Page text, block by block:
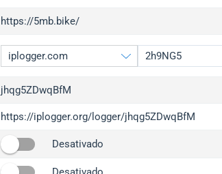
https://5mb.bike/
iplogger.org
wl.gl
ed.tc
jhqg5ZDwqBfM
https://iplogger.org/logger/jhqg5ZDwqBfM
Desativado